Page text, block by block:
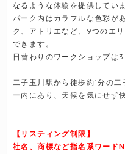
なるような体験を提供していま
パーク内はカラフルな色彩が
ク、アトリエなど、9つのエ
できます。
日替わりのワークショップは
二子玉川駅から徒歩約1分の
ー内にあり、天候を気にせず
【リスティング制限】
社名、商標など指名系ワード